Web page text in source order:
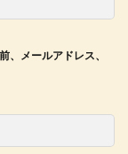
、メールアドレス、